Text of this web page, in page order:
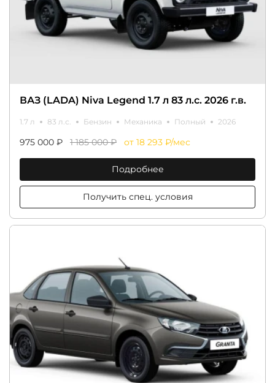
ВАЗ (LADA) Niva Legend 1.7 л 83 л.с. 2026 г.в.
1.7 л 83 л.с. Бензин Механика Полный 2026
975 000 ₽ 1 185 000 ₽ от 18 293 ₽/мес
Подробнее
Получить спец. условия